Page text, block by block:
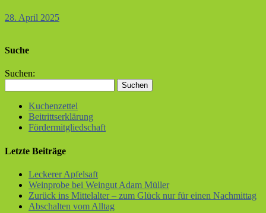
28. April 2025
Suche
Suchen:
Kuchenzettel
Beitrittserklärung
Fördermitgliedschaft
Letzte Beiträge
Leckerer Apfelsaft
Weinprobe bei Weingut Adam Müller
Zurück ins Mittelalter – zum Glück nur für einen Nachmittag
Abschalten vom Alltag